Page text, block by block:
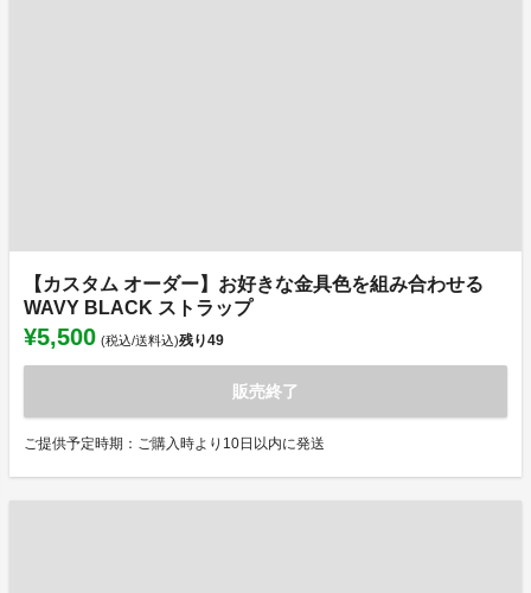
【カスタム オーダー】お好きな金具色を組み合わせる
WAVY BLACK ストラップ
¥5,500 (税込/送料込)残り49
販売終了
ご提供予定時期：ご購入時より10日以内に発送